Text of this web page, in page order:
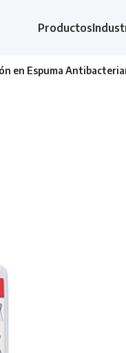
Productos
en Espuma